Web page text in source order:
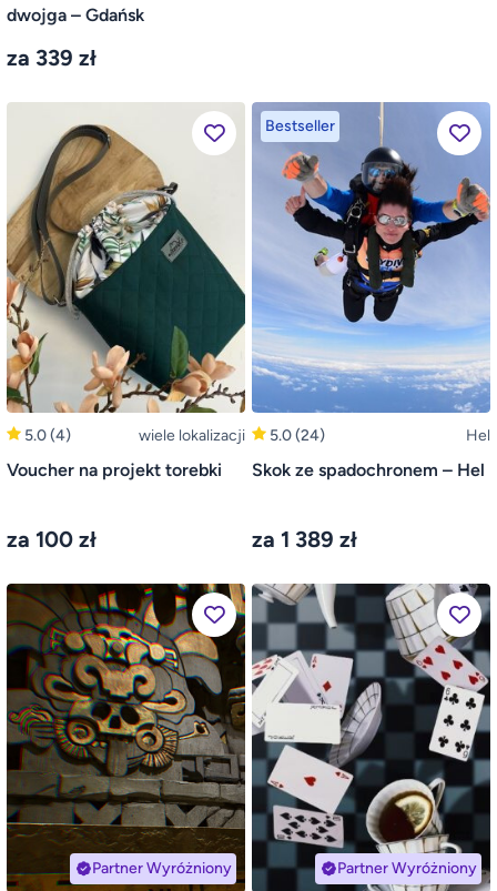
dwojga – Gdańsk
za 339 zł
5.0(4) wiele lokalizacji
Voucher na projekt torebki
za 100 zł
Bestseller
5.0(24) Hel
Skok ze spadochronem – Hel
za 1 389 zł
Partner Wyróżniony Partner Wyróżniony